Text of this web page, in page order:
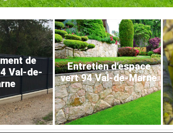
de
Val-de-
Entretien d'espace
vert 94 Val-de-Marne